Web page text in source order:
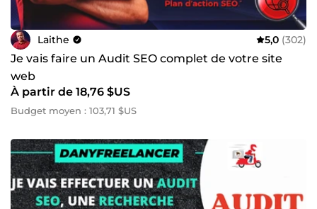
Laithe 5,0 (302)
Je vais faire un Audit SEO complet de votre site
web
À partir de 18,76 $US
Budget moyen : 103,71 $US